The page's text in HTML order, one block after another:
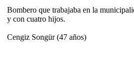
Bombero que trabajaba en la
y con cuatro hijos.
Cengiz Songür (47 años)